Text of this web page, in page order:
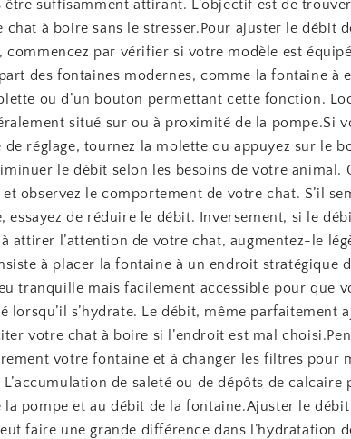
être suffisamment attirant. L’objectif est de
chat à boire sans le stresser.Pour ajuster le débit
commencez par vérifier si votre modèle est
des fontaines modernes, comme la fontaine à
ou d’un bouton permettant cette fonction.
situé sur ou à proximité de la pompe.Si
de réglage, tournez la molette ou appuyez sur le
le débit selon les besoins de votre animal.
observez le comportement de votre chat. S’il
essayez de réduire le débit. Inversement, si le
attirer l’attention de votre chat, augmentez-le
à placer la fontaine à un endroit stratégique
tranquille mais facilement accessible pour que
lorsqu’il s’hydrate. Le débit, même parfaitement
votre chat à boire si l’endroit est mal
votre fontaine et à changer les filtres pour
L’accumulation de saleté ou de dépôts de calcaire
pompe et au débit de la fontaine.Ajuster le débit
faire une grande différence dans l’hydratation